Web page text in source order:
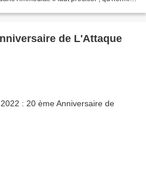
de L'Attaque